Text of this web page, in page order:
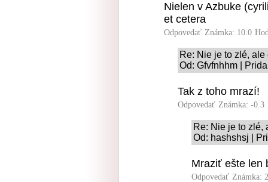
Nielen v Azbuke
et cetera
Odpovedať Známka: 10.0
Re: Nie je to zlé, ale
Od: Gfvfnhhm |
Tak z toho mrazí!
Odpovedať Známka: -0.3
Re: Nie je to zlé,
Od: hashshsj |
Mraziť ešte len
Odpovedať Známka: